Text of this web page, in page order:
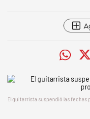
El guitarrista suspendió las fechas